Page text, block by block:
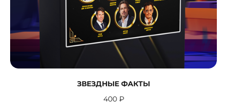
ЗВЕЗДНЫЕ ФАКТЫ
400 ₽